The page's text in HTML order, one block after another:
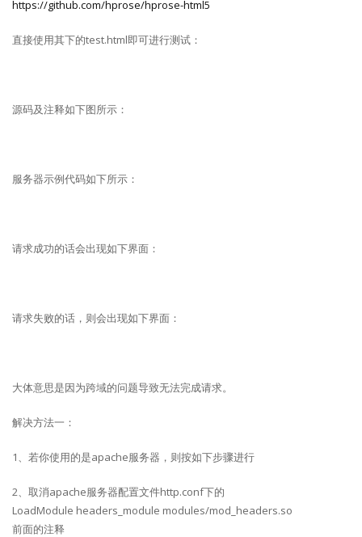
https://github.com/hprose/hprose-html5
直接使用其下的test.html即可进行测试：
源码及注释如下图所示：
服务器示例代码如下所示：
请求成功的话会出现如下界面：
请求失败的话，则会出现如下界面：
大体意思是因为跨域的问题导致无法完成请求。
解决方法一：
1、若你使用的是apache服务器，则按如下步骤进行
2、取消apache服务器配置文件http.conf下的
LoadModule headers_module modules/mod_headers.so
前面的注释